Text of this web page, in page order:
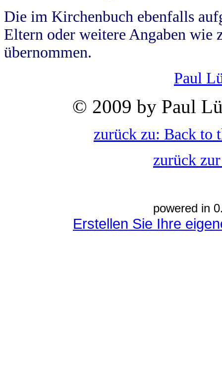
Die im Kirchenbuch ebenfalls
Eltern oder weitere Angaben wie
übernommen.
Paul
© 2009 by Paul
zurück zu: Back to
zurück
powered in
Erstellen Sie Ihre